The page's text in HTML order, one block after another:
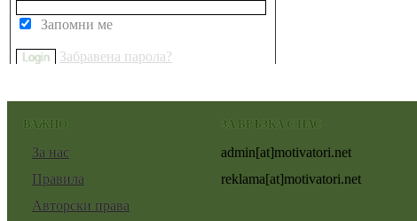
Запомни ме
Забравена парола?
ВАЖНО:
За нас
Правила
Авторски права
ЗА ВРЪЗКА С НАС:
admin[at]motivatori.net
reklama[at]motivatori.net